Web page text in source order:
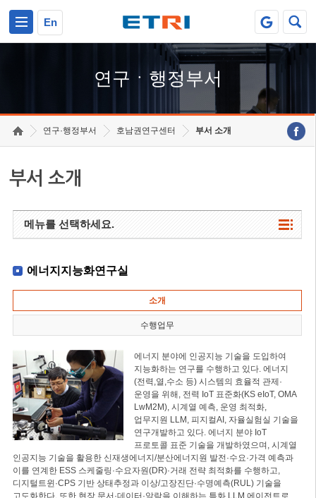
En
연구ㆍ행정부서
연구·행정부서 호남권연구센터 부서 소개
부서 소개
메뉴를 선택하세요.
에너지지능화연구실
소개
수행업무
에너지 분야에 인공지능 기술을 도입하여
지능화하는 연구를 수행하고 있다. 에너지
(전력,열,수소 등) 시스템의 효율적 관제·
운영을 위해, 전력 IoT 표준화(KS eIoT, OMA
LwM2M), 시계열 예측, 운영 최적화,
업무지원 LLM, 피지컬AI, 자율실험실 기술을
연구개발하고 있다. 에너지 분야 IoT
프로토콜 표준 기술을 개발하였으며, 시계열
인공지능 기술을 활용한 신재생에너지/분산에너지원 발전·수요·가격 예측과
이를 연계한 ESS 스케줄링·수요자원(DR)·거래 전략 최적화를 수행하고,
디지털트윈·CPS 기반 상태추정과 이상/고장진단·수명예측(RUL) 기술을
고도화한다. 또한 현장 문서·데이터·알람을 이해하는 특화 LLM 에이전트로